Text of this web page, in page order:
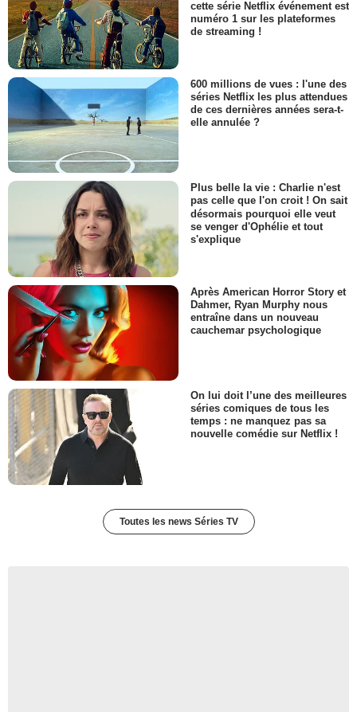
Louise Siversen
Leonie Patrick
- 1 Episode :5
Luke Bowden
Journaliste #1
- 1 Episode :
Emily Wiseman
Adele Gowdie
- 1 Episode :7
Sarah Okenyo
Journaliste #2
- 1 Episode :6
Esmée Sullivan
Eloise Gowdie
- 1 Episode :7
Hazem Shammas
Eli Kruger
- 1 Episode :5
Hugh Parker
Matthew
- 1 Episode :7
Rebecca Thomson
Policière
- 1 Episode :5
David Woods (II)
Edward
- 1 Episode : 7
Brad Kannegiesser
Médecin
- 1 Episode :
cette série Netflix événement est
numéro 1 sur les plateformes
de streaming !
600 millions de vues : l'une des
séries Netflix les plus attendues
de ces dernières années sera-t-
elle annulée ?
Plus belle la vie : Charlie n'est
pas celle que l'on croit ! On sait
désormais pourquoi elle veut
se venger d'Ophélie et tout
s'explique
Après American Horror Story et
Dahmer, Ryan Murphy nous
entraîne dans un nouveau
cauchemar psychologique
On lui doit l’une des meilleures
séries comiques de tous les
temps : ne manquez pas sa
nouvelle comédie sur Netflix !
Toutes les news Séries TV